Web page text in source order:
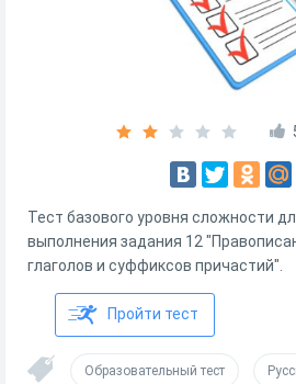
Тест базового уровня сложности
выполнения задания 12
глаголов и суффиксов причастий".
Пройти тест
Образовательный тест